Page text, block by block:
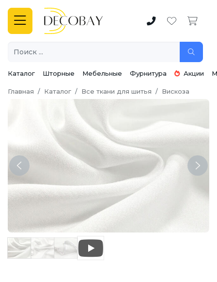
Каталог Шторные Мебельные Фурнитура Акции
Главная Каталог Все ткани для шитья Вискоза
Previous Next